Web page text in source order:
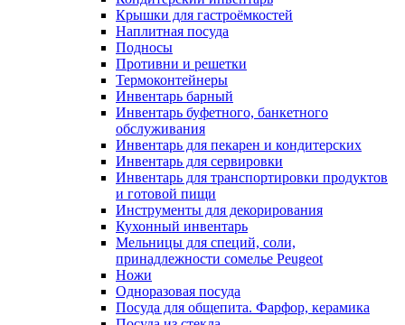
Крышки для гастроёмкостей
Наплитная посуда
Подносы
Противни и решетки
Термоконтейнеры
Инвентарь барный
Инвентарь буфетного, банкетного
обслуживания
Инвентарь для пекарен и кондитерских
Инвентарь для сервировки
Инвентарь для транспортировки продуктов
и готовой пищи
Инструменты для декорирования
Кухонный инвентарь
Мельницы для специй, соли,
принадлежности сомелье Peugeot
Ножи
Одноразовая посуда
Посуда для общепита. Фарфор, керамика